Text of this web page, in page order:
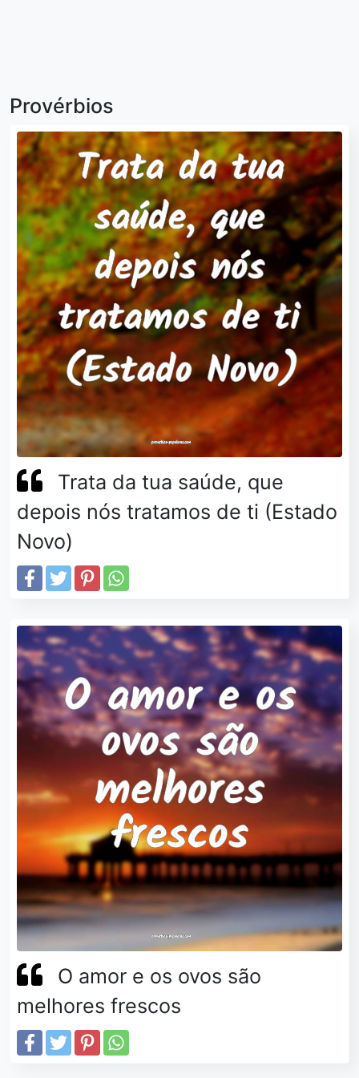
Provérbios
Trata da tua saúde, que
depois nós tratamos de ti (Estado
Novo)
O amor e os ovos são
melhores frescos